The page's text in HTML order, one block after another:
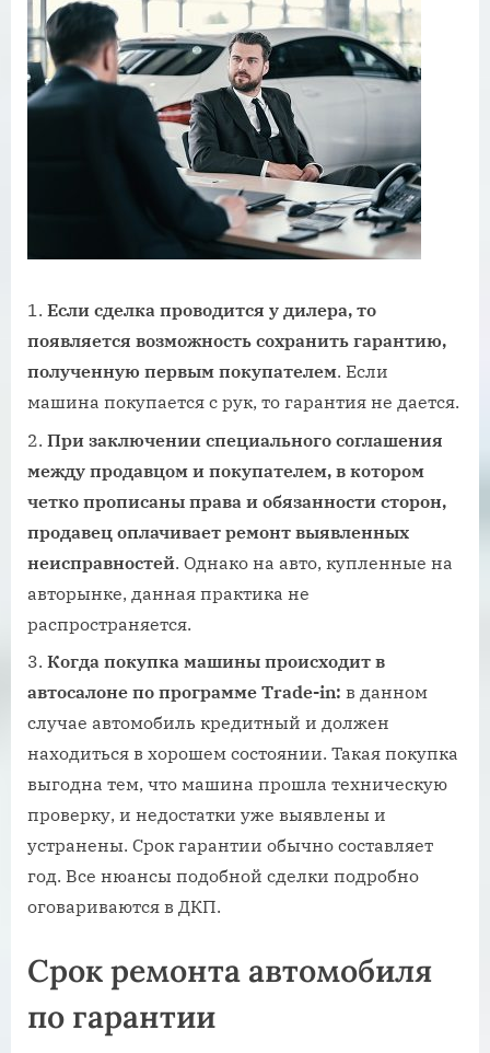
Если сделка проводится у дилера, то
появляется возможность сохранить гарантию,
полученную первым покупателем. Если
машина покупается с рук, то гарантия не дается.
При заключении специального соглашения
между продавцом и покупателем, в котором
четко прописаны права и обязанности сторон,
продавец оплачивает ремонт выявленных
неисправностей. Однако на авто, купленные на
авторынке, данная практика не
распространяется.
Когда покупка машины происходит в
автосалоне по программе Trade-in: в данном
случае автомобиль кредитный и должен
находиться в хорошем состоянии. Такая покупка
выгодна тем, что машина прошла техническую
проверку, и недостатки уже выявлены и
устранены. Срок гарантии обычно составляет
год. Все нюансы подобной сделки подробно
оговариваются в ДКП.
Срок ремонта автомобиля
по гарантии